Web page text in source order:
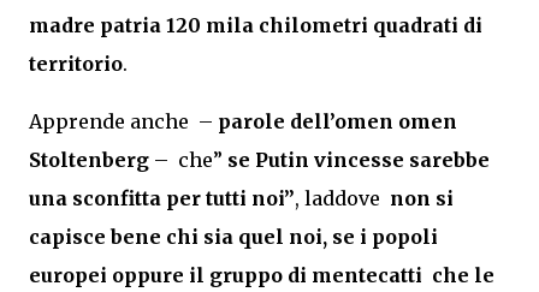
madre patria 120 mila chilometri quadrati di
territorio.
Apprende anche – parole dell’omen omen
Stoltenberg – che” se Putin vincesse sarebbe
una sconfitta per tutti noi”, laddove non si
capisce bene chi sia quel noi, se i popoli
europei oppure il gruppo di mentecatti che le